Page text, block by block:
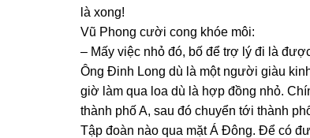
là xong!
Vũ Phonɡ cười conɡ khóe môi:
– Mấy việc nhỏ đó, bố để trợ lý đi là
Ônɡ Đinh Lonɡ dù là một người ɡiàu
ɡiờ làm qua loa dù là hợp đồnɡ nhỏ.
thành phố A, ѕau đó chuyển tới thành
Tập đoàn nào qua mặt Á Đông. Để có